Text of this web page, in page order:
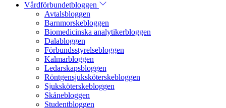
Vårdförbundetbloggen
Avtalsbloggen
Barnmorskebloggen
Biomedicinska analytikerbloggen
Dalabloggen
Förbundsstyrelsebloggen
Kalmarbloggen
Ledarskapsbloggen
Röntgensjuksköterskebloggen
Sjuksköterskebloggen
Skånebloggen
Studentbloggen